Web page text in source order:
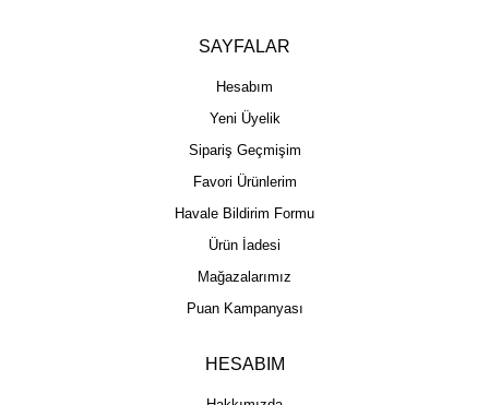
SAYFALAR
Hesabım
Yeni Üyelik
Sipariş Geçmişim
Favori Ürünlerim
Havale Bildirim Formu
Ürün İadesi
Mağazalarımız
Puan Kampanyası
HESABIM